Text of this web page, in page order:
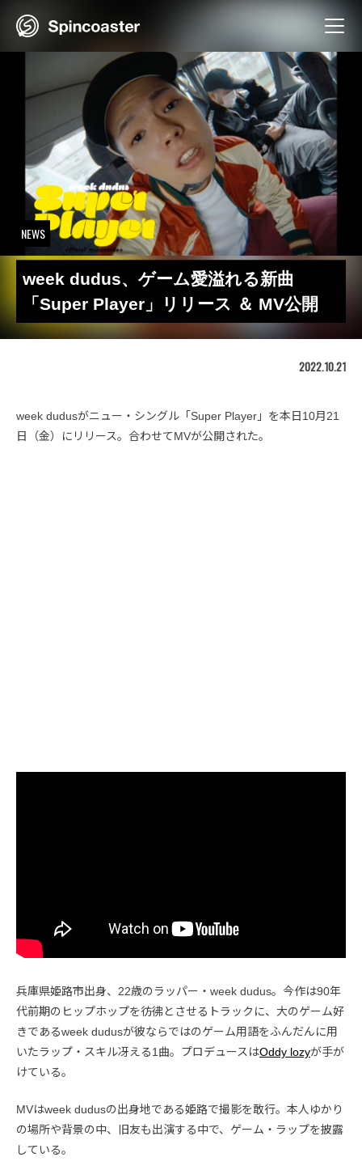
NEWS
week dudus、ゲーム愛溢れる新曲
「Super Player」リリース ＆ MV公開
2022.10.21
week dudusがニュー・シングル「Super Player」を本日10月21
日（金）にリリース。合わせてMVが公開された。
兵庫県姫路市出身、22歳のラッパー・week dudus。今作は90年
代前期のヒップホップを彷彿とさせるトラックに、大のゲーム好
きであるweek dudusが彼ならではのゲーム用語をふんだんに用
いたラップ・スキル冴える1曲。プロデュースはOddy lozyが手が
けている。
MVはweek dudusの出身地である姫路で撮影を敢行。本人ゆかり
の場所や背景の中、旧友も出演する中で、ゲーム・ラップを披露
している。